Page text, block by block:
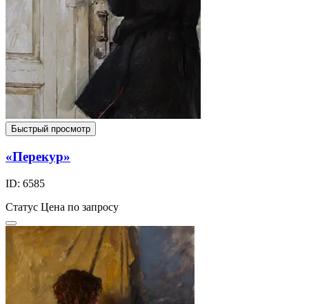
Быстрый просмотр
«Перекур»
ID: 6585
Статус Цена по запросу